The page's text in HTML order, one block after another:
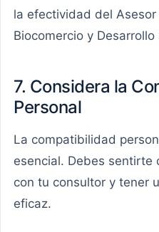
la efectividad del Asesor
Biocomercio y
7. Considera la
Personal
La compatibilidad
esencial. Debes sentirte
con tu consultor y tener
eficaz.